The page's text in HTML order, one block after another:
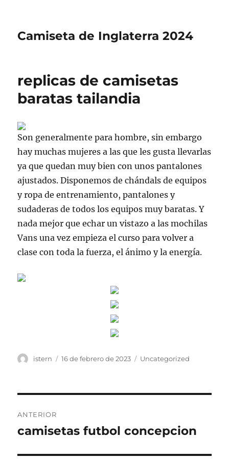
Camiseta de Inglaterra 2024
replicas de camisetas
baratas tailandia
Son generalmente para hombre, sin embargo
hay muchas mujeres a las que les gusta llevarlas
ya que quedan muy bien con unos pantalones
ajustados. Disponemos de chándals de equipos
y ropa de entrenamiento, pantalones y
sudaderas de todos los equipos muy baratas. Y
nada mejor que echar un vistazo a las mochilas
Vans una vez empieza el curso para volver a
clase con toda la fuerza, el ánimo y la energía.
Autor
istern
Publicado
16 de febrero de 2023 Categorías
Uncategorized
de
ANTERIOR
Entrada
camisetas futbol concepcion